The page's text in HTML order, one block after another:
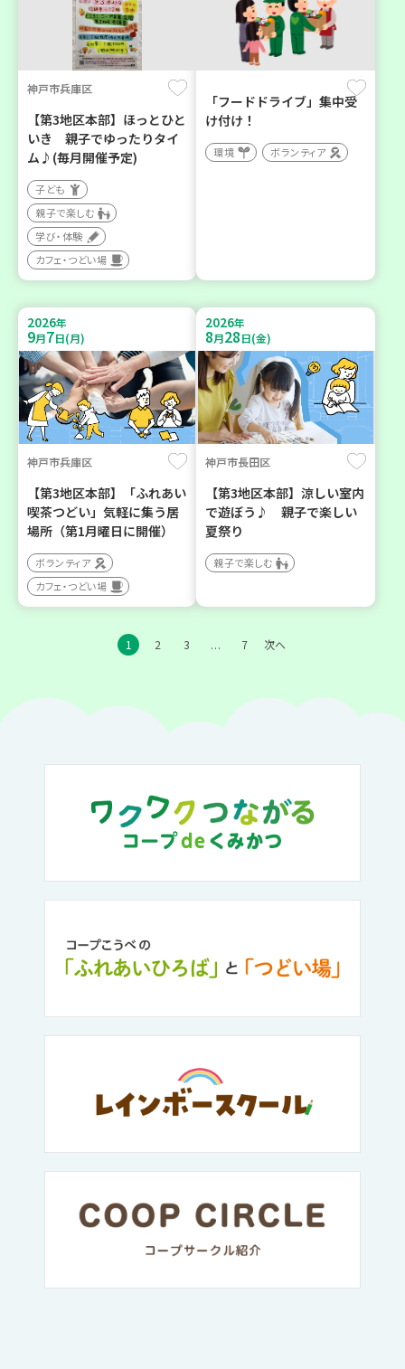
神戸市兵庫区
【第3地区本部】ほっとひと
いき 親子でゆったりタイ
ム♪(毎月開催予定)
子ども
親子で楽しむ
学び・体験
カフェ・つどい場
「フードドライブ」集中受
け付け！
環境 ボランティア
2026年
9月7日(月)
神戸市兵庫区
【第3地区本部】「ふれあい
喫茶つどい」気軽に集う居
場所（第1月曜日に開催）
ボランティア
カフェ・つどい場
2026年
8月28日(金)
神戸市長田区
【第3地区本部】涼しい室内
で遊ぼう♪ 親子で楽しい
夏祭り
親子で楽しむ
1 2 3 … 7 次へ